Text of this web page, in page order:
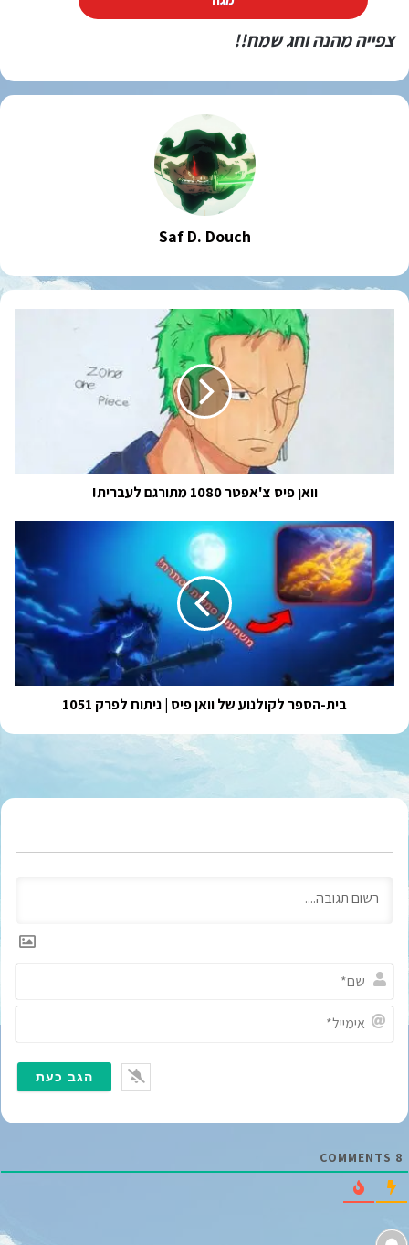
צפייה מהנה וחג שמח!!
Saf D. Douch
וואן פיס צ'אפטר 1080 מתורגם לעברית!
בית-הספר
לקולנוע
של
וואן
פיס
|
ניתוח
לפרק
1051
בית-הספר לקולנוע של וואן פיס | ניתוח לפרק 1051
ם
י
ל
8